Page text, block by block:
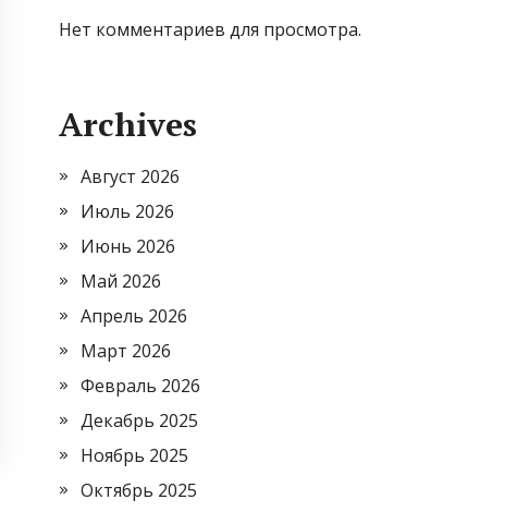
Нет комментариев для просмотра.
Archives
Август 2026
Июль 2026
Июнь 2026
Май 2026
Апрель 2026
Март 2026
Февраль 2026
Декабрь 2025
Ноябрь 2025
Октябрь 2025